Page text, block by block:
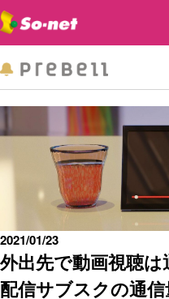
外出先で動画視聴
配信サブスクの通
2021/01/23